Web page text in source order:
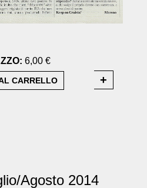
6,00 €
Agosto 2014